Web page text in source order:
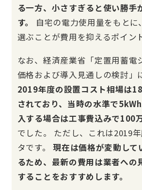
る一方、小さすぎると使い勝手
す。
自宅の電力使用量をもとに
選ぶことが費用を抑えるポイン
なお、経済産業省「定置用蓄電
価格および導入見通しの検討」
2019年度の設置コスト相場は
されており、当時の水準で
入する場合は工事費込みで100
でした。 ただし、これは2019
タです。現在は価格が変動して
るため、最新の費用は業者への
することをおすすめします。